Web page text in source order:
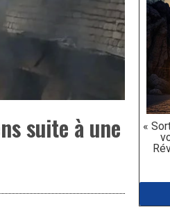
«
suite à une